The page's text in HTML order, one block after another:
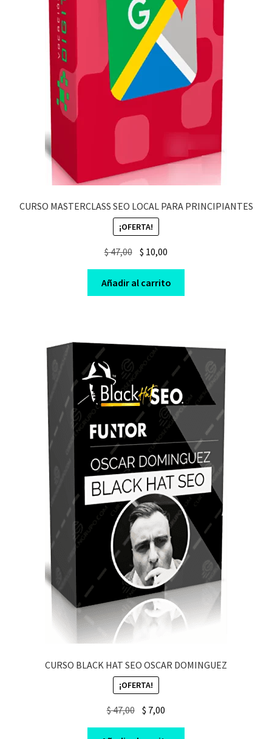
CURSO MASTERCLASS SEO LOCAL PARA PRINCIPIANTES
¡OFERTA!
$47,00 Original
was:
$ 47,00.
$ 10,00
is:
$ 10,00.
Añadir al carrito
CURSO BLACK HAT SEO OSCAR DOMINGUEZ
¡OFERTA!
$47,00 Original
price
$ 7,00
price